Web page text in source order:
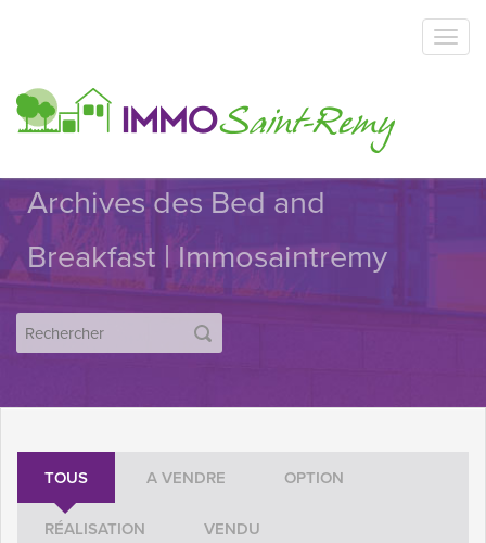
Archives des Bed and
Breakfast | Immosaintremy
TOUS A VENDRE OPTION
RÉALISATION VENDU